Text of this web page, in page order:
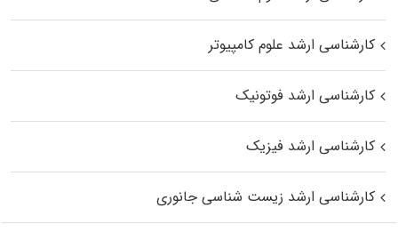
کارشناسی ارشد علوم کامپیوتر
کارشناسی ارشد فوتونیک
کارشناسی ارشد فیزیک
کارشناسی ارشد زیست‌ شناسی جانوری